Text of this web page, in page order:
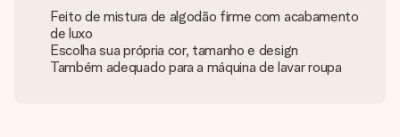
Feito de mistura de algodão firme com acabamento
de luxo
Escolha sua própria cor, tamanho e design
Também adequado para a máquina de lavar roupa